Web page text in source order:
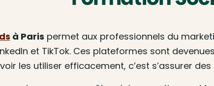
à Paris permet aux professionnels du
et TikTok. Ces plateformes sont
les utiliser efficacement, c’est s’assurer